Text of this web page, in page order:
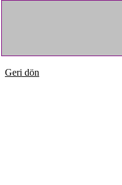
Geri dön